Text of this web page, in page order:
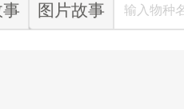
图片故事